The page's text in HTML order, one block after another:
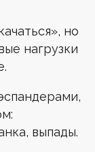
но
нагрузки
выпады.